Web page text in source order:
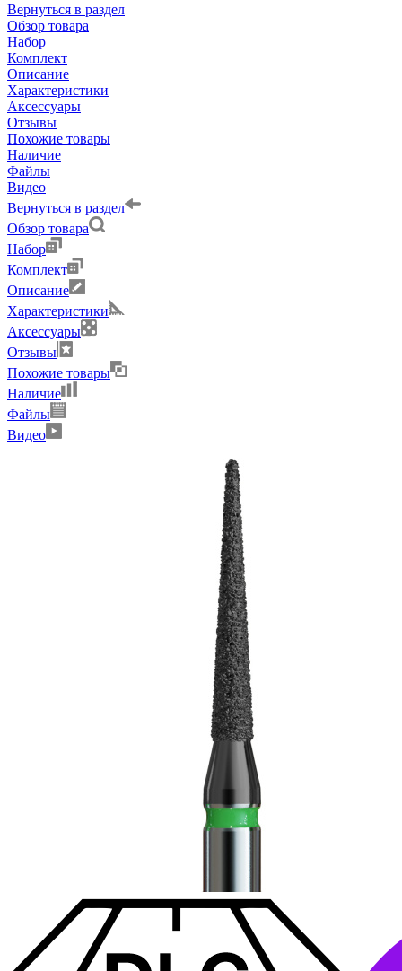
Вернуться в раздел
Обзор товара
Набор
Комплект
Описание
Характеристики
Аксессуары
Отзывы
Похожие товары
Наличие
Файлы
Видео
Вернуться в раздел
Обзор товара
Набор
Комплект
Описание
Характеристики
Аксессуары
Отзывы
Похожие товары
Наличие
Файлы
Видео